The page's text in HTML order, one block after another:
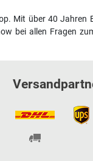
Mit über 40
bei allen Fragen